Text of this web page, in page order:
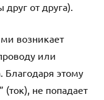
от друга).
возникает
или
Благодаря этому
не попадает